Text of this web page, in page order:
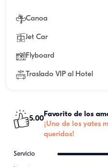
Canoa
Jet Car
Flyboard
Traslado VIP al Hotel
5.00
Favorito de los
¡Uno de los yates
queridos!
Servicio